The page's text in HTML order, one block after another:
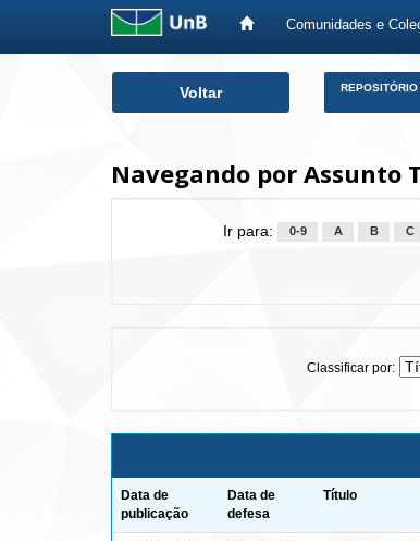
Comunidades e
Voltar
Navegando por Assunto
Ir para: 0-9 A B C
Classificar por:
Data de
publicação
Data de
defesa
Título